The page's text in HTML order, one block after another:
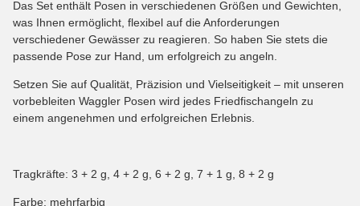
Das Set enthält Posen in verschiedenen Größen und Gewichten,
was Ihnen ermöglicht, flexibel auf die Anforderungen
verschiedener Gewässer zu reagieren. So haben Sie stets die
passende Pose zur Hand, um erfolgreich zu angeln.
Setzen Sie auf Qualität, Präzision und Vielseitigkeit – mit unseren
vorbebleiten Waggler Posen wird jedes Friedfischangeln zu
einem angenehmen und erfolgreichen Erlebnis.
Tragkräfte: 3 + 2 g, 4 + 2 g, 6 + 2 g, 7 + 1 g, 8 + 2 g
Farbe: mehrfarbig